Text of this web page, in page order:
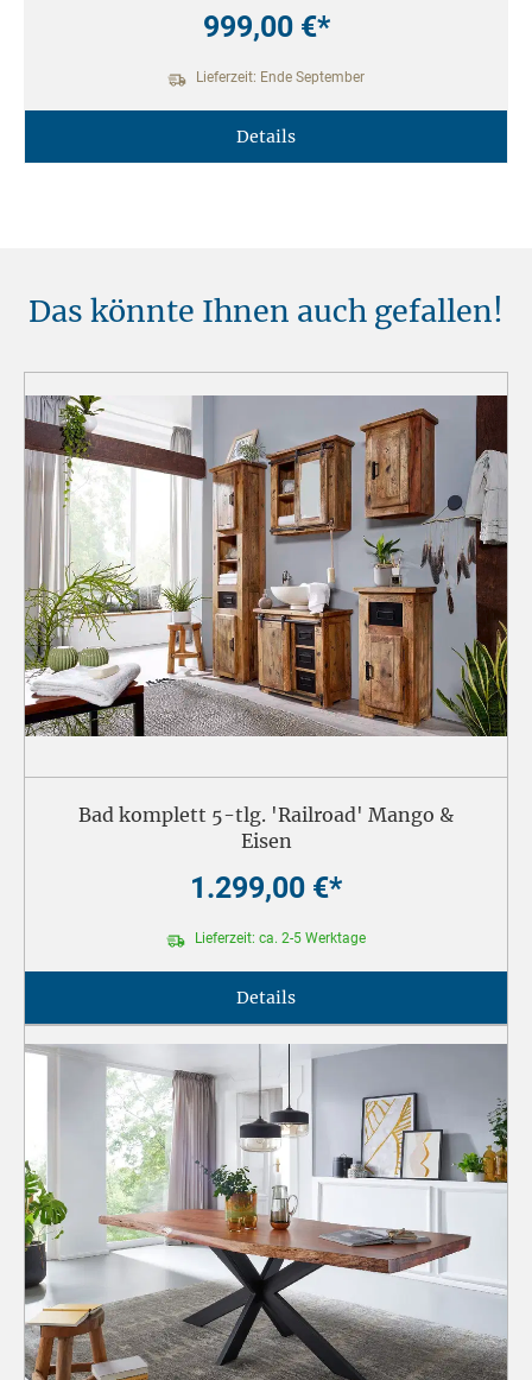
999,00 €*
Lieferzeit: Ende September
Details
Das könnte Ihnen auch gefallen!
Bad komplett 5-tlg. 'Railroad' Mango &
Eisen
1.299,00 €*
Lieferzeit: ca. 2-5 Werktage
Details